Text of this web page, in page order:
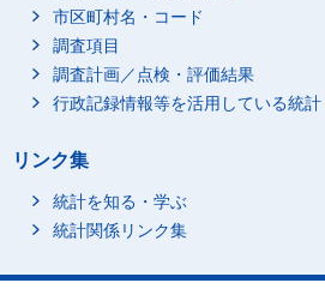
市区町村名・コード
調査項目
調査計画／点検・評価結果
行政記録情報等を活用している統計
リンク集
統計を知る・学ぶ
統計関係リンク集